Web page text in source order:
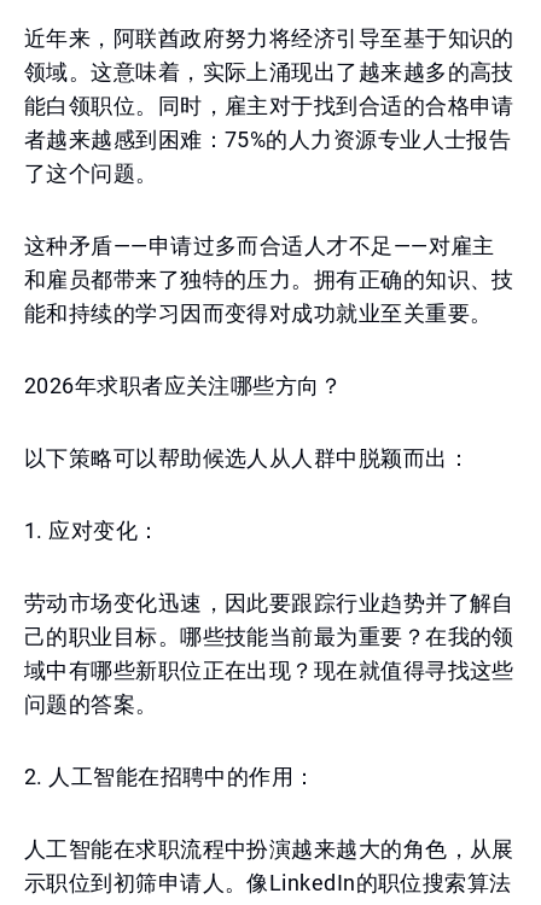
近年来，阿联酋政府努力将经济引导至基于知识的
领域。这意味着，实际上涌现出了越来越多的高技
能白领职位。同时，雇主对于找到合适的合格申请
者越来越感到困难：75%的人力资源专业人士报告
了这个问题。
这种矛盾——申请过多而合适人才不足——对雇主
和雇员都带来了独特的压力。拥有正确的知识、技
能和持续的学习因而变得对成功就业至关重要。
2026年求职者应关注哪些方向？
以下策略可以帮助候选人从人群中脱颖而出：
1. 应对变化：
劳动市场变化迅速，因此要跟踪行业趋势并了解自
己的职业目标。哪些技能当前最为重要？在我的领
域中有哪些新职位正在出现？现在就值得寻找这些
问题的答案。
2. 人工智能在招聘中的作用：
人工智能在求职流程中扮演越来越大的角色，从展
示职位到初筛申请人。像LinkedIn的职位搜索算法